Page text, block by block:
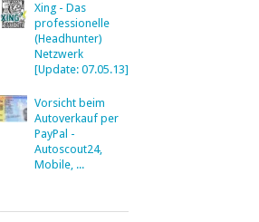
Xing - Das
professionelle
(Headhunter)
Netzwerk
[Update: 07.05.13]
Vorsicht beim
Autoverkauf per
PayPal -
Autoscout24,
Mobile, ...